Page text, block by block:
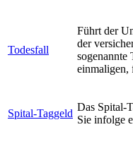
Todesfall
Führt der
der
sogenannte
einmaligen,
Spital-Taggeld
Das Spital-
Sie infolge